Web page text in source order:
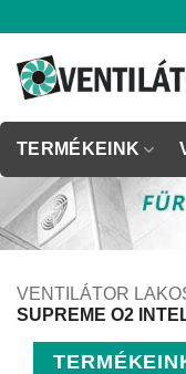
content
TERMÉKEINK
VENTILÁTOR
SUPREME O2